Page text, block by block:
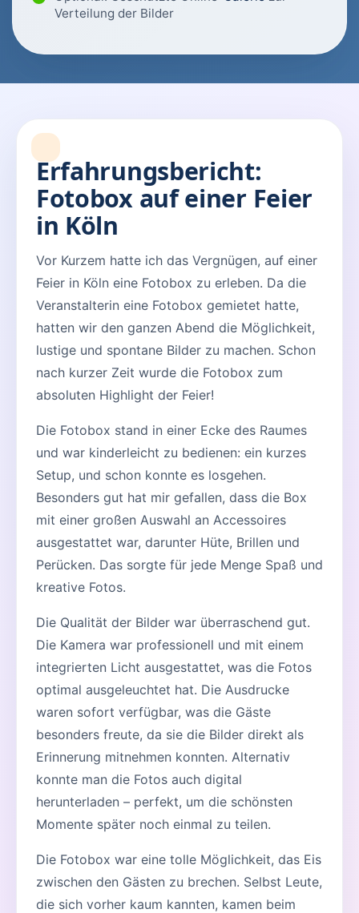
Verteilung der Bilder
Erfahrungsbericht:
Fotobox auf einer Feier
in Köln
Vor Kurzem hatte ich das Vergnügen, auf einer
Feier in Köln eine Fotobox zu erleben. Da die
Veranstalterin eine Fotobox gemietet hatte,
hatten wir den ganzen Abend die Möglichkeit,
lustige und spontane Bilder zu machen. Schon
nach kurzer Zeit wurde die Fotobox zum
absoluten Highlight der Feier!
Die Fotobox stand in einer Ecke des Raumes
und war kinderleicht zu bedienen: ein kurzes
Setup, und schon konnte es losgehen.
Besonders gut hat mir gefallen, dass die Box
mit einer großen Auswahl an Accessoires
ausgestattet war, darunter Hüte, Brillen und
Perücken. Das sorgte für jede Menge Spaß und
kreative Fotos.
Die Qualität der Bilder war überraschend gut.
Die Kamera war professionell und mit einem
integrierten Licht ausgestattet, was die Fotos
optimal ausgeleuchtet hat. Die Ausdrucke
waren sofort verfügbar, was die Gäste
besonders freute, da sie die Bilder direkt als
Erinnerung mitnehmen konnten. Alternativ
konnte man die Fotos auch digital
herunterladen – perfekt, um die schönsten
Momente später noch einmal zu teilen.
Die Fotobox war eine tolle Möglichkeit, das Eis
zwischen den Gästen zu brechen. Selbst Leute,
die sich vorher kaum kannten, kamen beim